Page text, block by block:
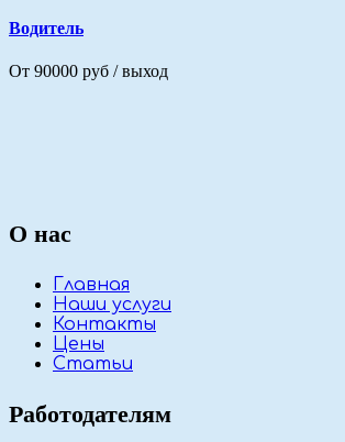
Водитель
От 90000 руб / выход
О нас
Главная
Наши услуги
Контакты
Цены
Статьи
Работодателям